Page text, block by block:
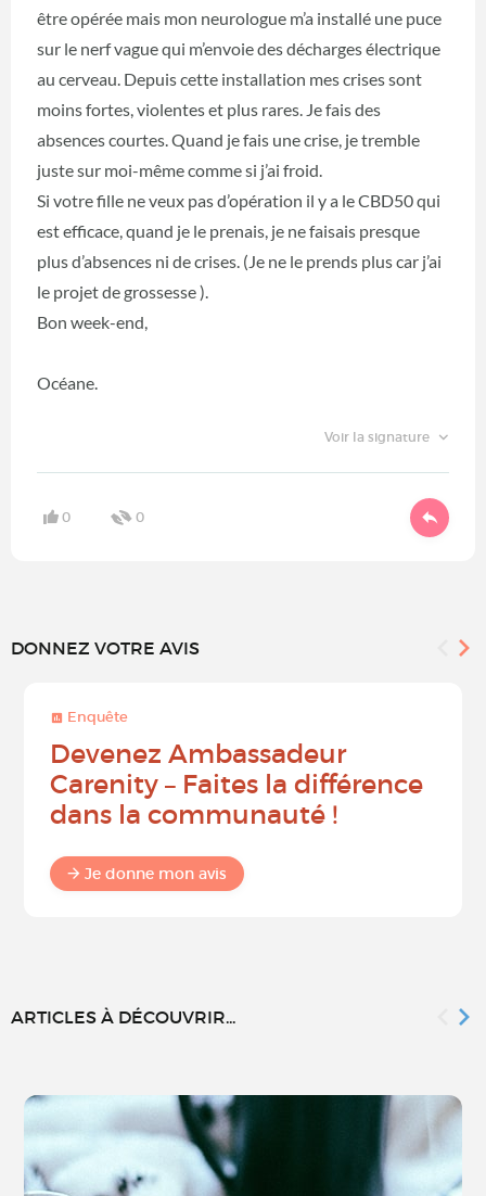
être opérée mais mon neurologue m’a installé une puce
sur le nerf vague qui m’envoie des décharges électrique
au cerveau. Depuis cette installation mes crises sont
moins fortes, violentes et plus rares. Je fais des
absences courtes. Quand je fais une crise, je tremble
juste sur moi-même comme si j’ai froid.
Si votre fille ne veux pas d’opération il y a le CBD50 qui
est efficace, quand je le prenais, je ne faisais presque
plus d’absences ni de crises. (Je ne le prends plus car j’ai
le projet de grossesse ).
Bon week-end,
Océane.
Voir la signature
0 0
DONNEZ VOTRE AVIS
Enquête
Devenez Ambassadeur
Carenity – Faites la différence
dans la communauté !
Je donne mon avis
ARTICLES À DÉCOUVRIR...